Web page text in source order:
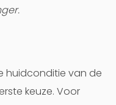
huidconditie van de
keuze. Voor